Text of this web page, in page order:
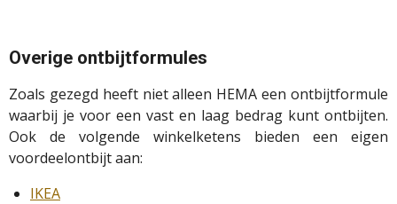
Overige ontbijtformules
Zoals gezegd heeft niet alleen HEMA een ontbijtformule
waarbij je voor een vast en laag bedrag kunt ontbijten.
Ook de volgende winkelketens bieden een eigen
voordeelontbijt aan:
IKEA